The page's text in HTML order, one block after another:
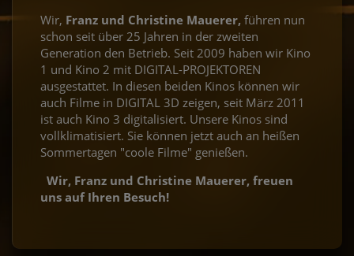
Wir, Franz und Christine Mauerer, führen nun
schon seit über 25 Jahren in der zweiten
Generation den Betrieb. Seit 2009 haben wir Kino
1 und Kino 2 mit DIGITAL-PROJEKTOREN
ausgestattet. In diesen beiden Kinos können wir
auch Filme in DIGITAL 3D zeigen, seit März 2011
ist auch Kino 3 digitalisiert. Unsere Kinos sind
vollklimatisiert. Sie können jetzt auch an heißen
Sommertagen "coole Filme" genießen.
Wir, Franz und Christine Mauerer, freuen
uns auf Ihren Besuch!